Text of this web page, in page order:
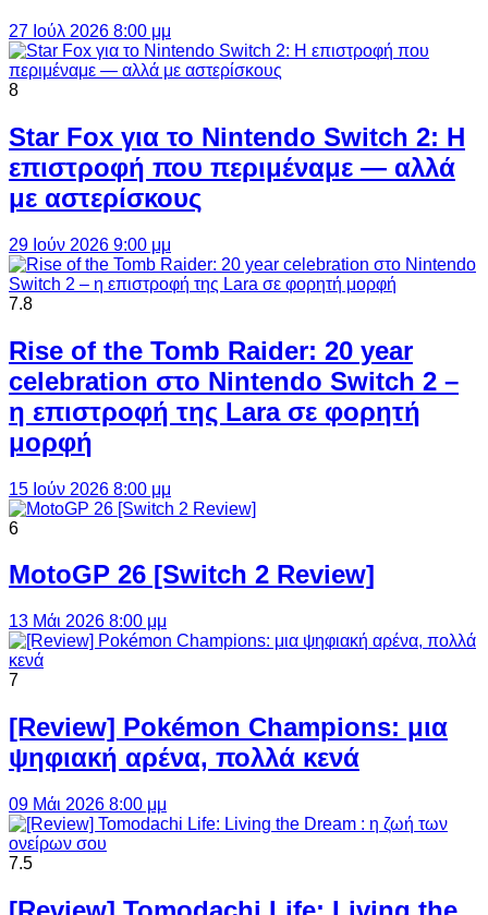
27 Ιούλ 2026 8:00 μμ
8
Star Fox για το Nintendo Switch 2: Η
επιστροφή που περιμέναμε — αλλά
με αστερίσκους
29 Ιούν 2026 9:00 μμ
7.8
Rise of the Tomb Raider: 20 year
celebration στο Nintendo Switch 2 –
η επιστροφή της Lara σε φορητή
μορφή
15 Ιούν 2026 8:00 μμ
6
MotoGP 26 [Switch 2 Review]
13 Μάι 2026 8:00 μμ
7
[Review] Pokémon Champions: μια
ψηφιακή αρένα, πολλά κενά
09 Μάι 2026 8:00 μμ
7.5